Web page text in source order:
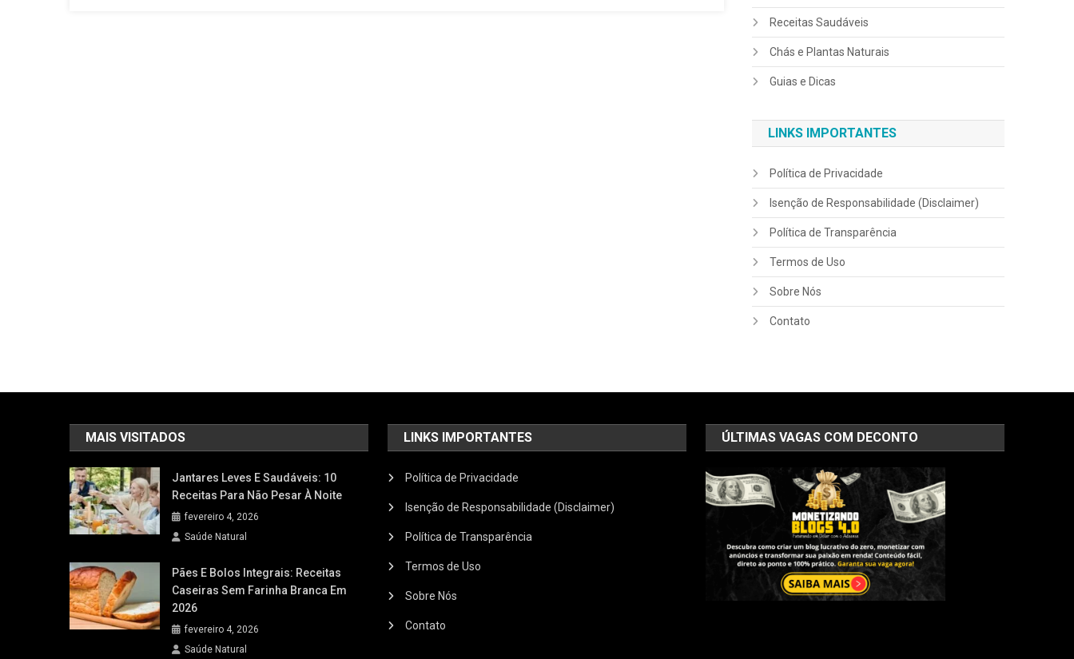
Receitas Saudáveis
Chás e Plantas Naturais
Guias e Dicas
LINKS IMPORTANTES
Política de Privacidade
Isenção de Responsabilidade (Disclaimer)
Política de Transparência
Termos de Uso
Sobre Nós
Contato
MAIS VISITADOS
Jantares Leves E Saudáveis: 10
Receitas Para Não Pesar À Noite
fevereiro 4, 2026
Saúde Natural
Pães E Bolos Integrais: Receitas
Caseiras Sem Farinha Branca Em
2026
fevereiro 4, 2026
Saúde Natural
LINKS IMPORTANTES
Política de Privacidade
Isenção de Responsabilidade (Disclaimer)
Política de Transparência
Termos de Uso
Sobre Nós
Contato
ÚLTIMAS VAGAS COM DECONTO